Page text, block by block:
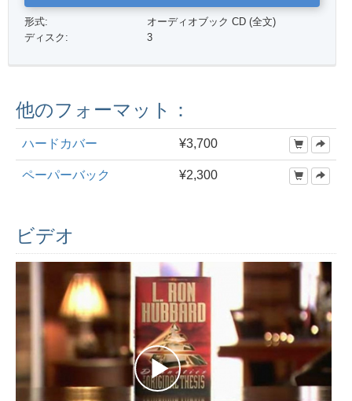
形式:
オーディオブック CD (全文)
ディスク:
3
他のフォーマット：
ハードカバー ¥3,700
ペーパーバック ¥2,300
ビデオ